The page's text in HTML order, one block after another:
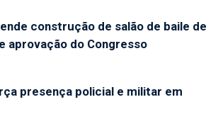
construção de salão de baile de
aprovação do Congresso
presença policial e militar em